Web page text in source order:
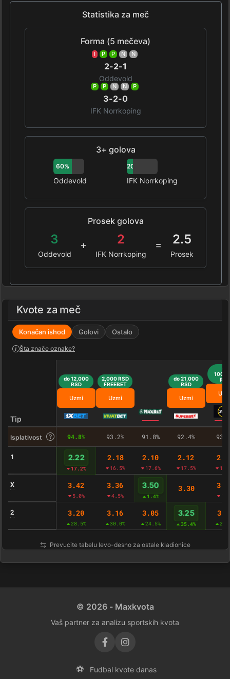
Statistika za meč
Forma (5 mečeva)
I P P N N
2-2-1
Oddevold
P P N N P
3-2-0
IFK Norrkoping
3+ golova
60%
Oddevold
20%
IFK Norrkoping
Prosek golova
3
Oddevold
+ 2
IFK Norrkoping
= 2.5
Prosek
Kvote za meč
Konačan ishod Golovi Ostalo
Šta znače oznake?
Tip
do 12,000
RSD
Uzmi
2,000 RSD
FREEBET
Uzmi
do 21,000
RSD
Uzmi
do
RSD
Isplativost 94.8% 93.2% 91.8% 92.4%
1 2.22
17.2%
2.18
16.5%
2.10
17.6%
2.12
17.5%
X 3.42
5.0%
3.36
4.5%
3.50
1.4%
3.30
2 3.20
28.5%
3.16
30.0%
3.05
24.5%
3.25
35.4%
Prevucite tabelu levo-desno za ostale kladionice
© 2026 - Maxkvota
Vaš partner za analizu sportskih kvota
⚽ Fudbal kvote danas